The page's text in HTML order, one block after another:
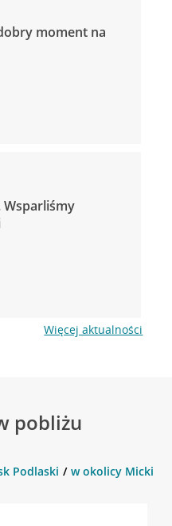
moment na
Wsparliśmy
Więcej aktualności
pobliżu
Podlaski w okolicy